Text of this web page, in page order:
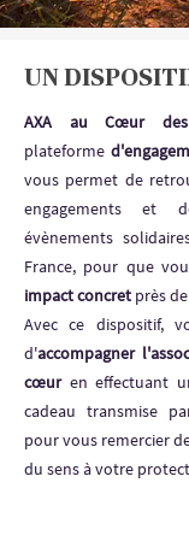
UN
AXA au Cœur des
plateforme
vous permet de
engagements et
évènements
France, pour que
impact concret près
Avec ce dispositif,
d'accompagner
cœuren effectuant
cadeau transmise
pour vous remercier
du sens à votre